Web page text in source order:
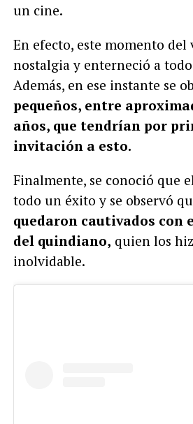
un cine.
En efecto, este momento del
nostalgia y enterneció a
Además, en ese instante se
pequeños, entre
años, que tendrían por
invitación a esto.
Finalmente, se conoció que
todo un éxito y se observó
quedaron cautivados con
del quindiano, quien los
inolvidable.